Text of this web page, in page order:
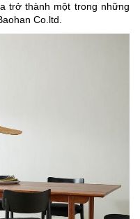
trở thành một trong những
Co.ltd.